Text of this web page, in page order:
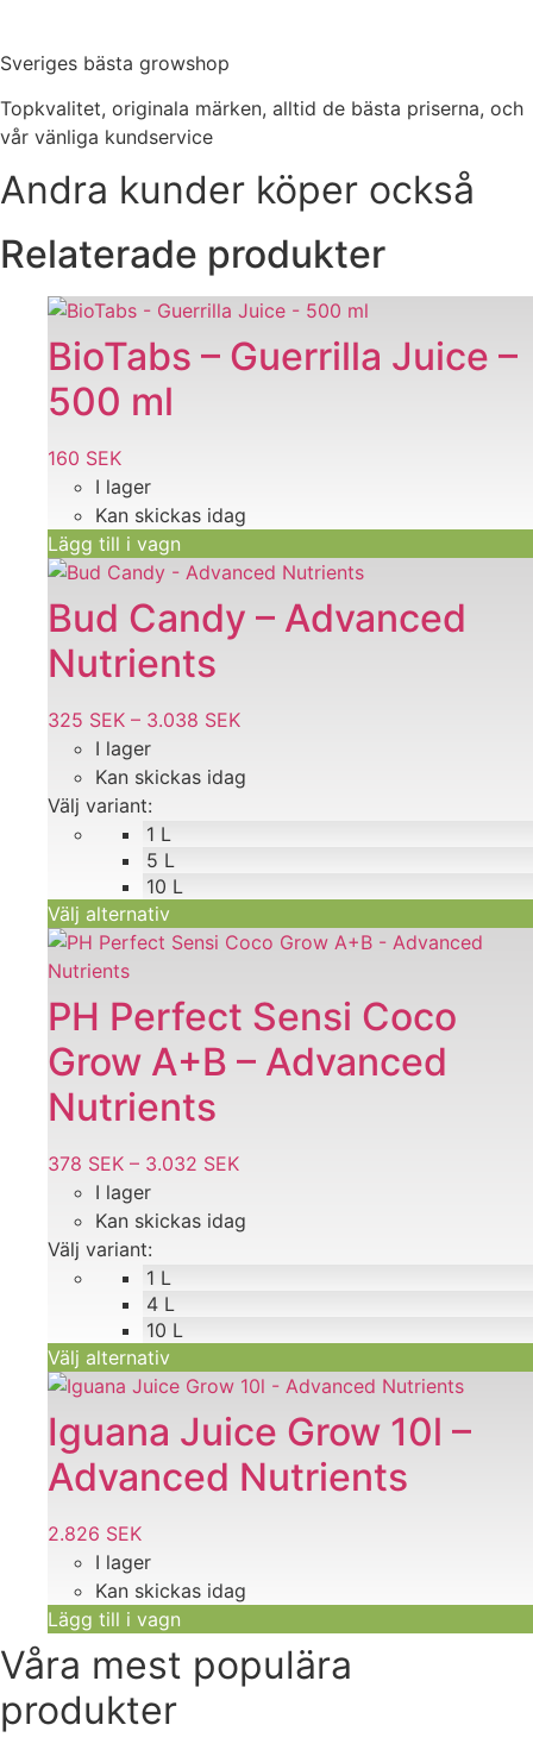
Sveriges bästa growshop
Topkvalitet, originala märken, alltid de bästa priserna, och
vår vänliga kundservice
Andra kunder köper också
Relaterade produkter
BioTabs – Guerrilla Juice –
500 ml
160 SEK
I lager
Kan skickas idag
Lägg till i vagn
Bud Candy – Advanced
Nutrients
325 SEK – 3.038 SEK
till
1 L
5 L
10 L
I lager
Kan skickas idag
Välj variant:
Välj alternativ
Den
här
produkten
har
varianter.
olika
alternativen
kan
produktsidan
PH Perfect Sensi Coco
Grow A+B – Advanced
Nutrients
378 SEK – 3.032 SEK
till
1 L
4 L
10 L
I lager
Kan skickas idag
Välj variant:
Välj alternativ
Den
här
produkten
har
flera
De
alternativen
kan
väljas
på
produktsidan
Iguana Juice Grow 10l –
Advanced Nutrients
2.826 SEK
I lager
Kan skickas idag
Lägg till i vagn
Våra mest populära
produkter